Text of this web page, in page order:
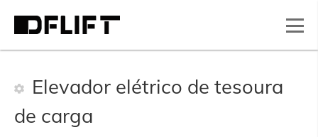
Elevador elétrico de tesoura
de carga